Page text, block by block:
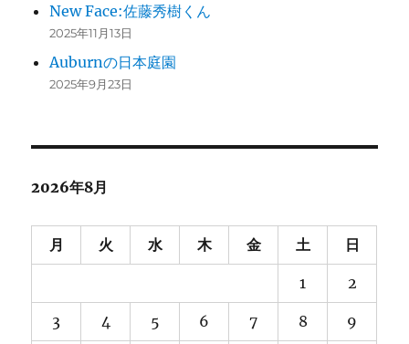
New Face:佐藤秀樹くん
2025年11月13日
Auburnの日本庭園
2025年9月23日
2026年8月
月 火 水 木 金 土 日
1 2
3 4 5 6 7 8 9